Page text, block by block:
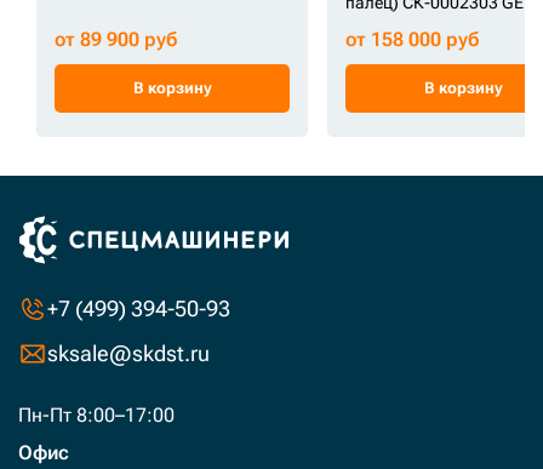
от 89 900 руб
В корзину
от 158 000 руб
В корзину
+7 (499) 394-50-93
sksale@skdst.ru
Пн-Пт 8:00–17:00
Офис